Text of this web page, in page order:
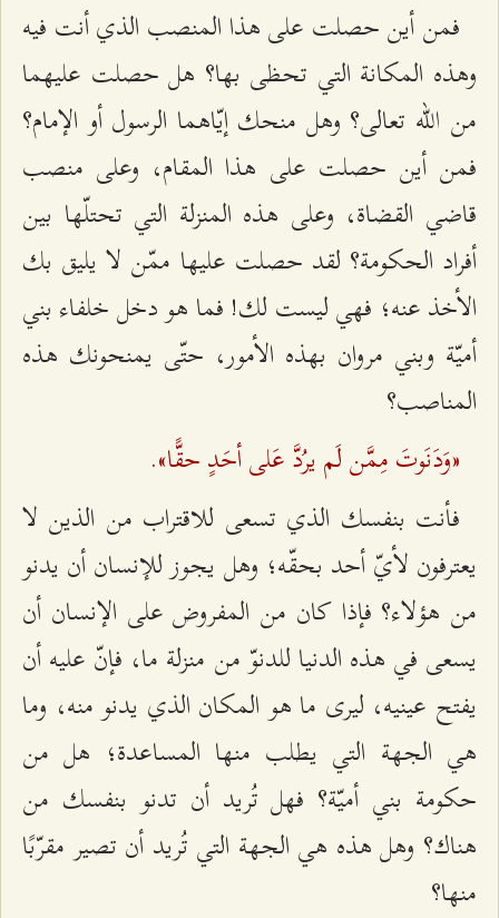
فمن أين حصلت على هذا المنصب الذي أنت فيه
وهذه المكانة التي تحظى بها؟ هل حصلت عليهما
من الله تعالى؟ وهل منحك إيّاهما الرسول أو الإمام؟
فمن أين حصلت على هذا المقام، وعلى منصب
قاضي القضاة، وعلى هذه المنزلة التي تحتلّها بين
أفراد الحكومة؟ لقد حصلت عليها ممّن لا يليق بك
الأخذ عنه؛ فهي ليست لك! فما هو دخل خلفاء بني
أميّة وبني مروان بهذه الأمور، حتّى يمنحونك هذه
المناصب؟
«وَدَنَوتَ مِمَّن لَم يرُدَّ عَلى أحَدٍ حقًّا».
فأنت بنفسك الذي تسعى للاقتراب من الذين لا
يعترفون لأيّ أحد بحقّه؛ وهل يجوز للإنسان أن يدنو
من هؤلاء؟ فإذا كان من المفروض على الإنسان أن
يسعى في هذه الدنيا للدنوّ من منزلة ما، فإنّ عليه أن
يفتح عينيه، ليرى ما هو المكان الذي يدنو منه، وما
هي الجهة التي يطلب منها المساعدة؛ هل من
حكومة بني أميّة؟ فهل تُريد أن تدنو بنفسك من
هناك؟ وهل هذه هي الجهة التي تُريد أن تصير مقرّبًا
منها؟